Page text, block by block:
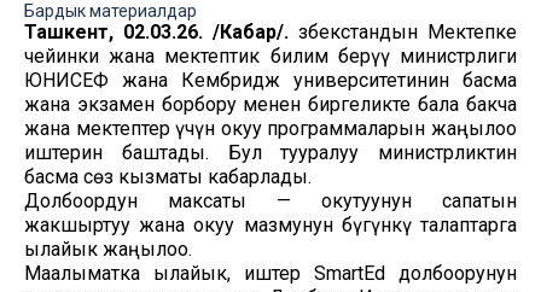
Бардык материалдар
Ташкент, 02.03.26. /Кабар/. Өзбекстандын Мектепке
чейинки жана мектептик билим берүү министрлиги
ЮНИСЕФ жана Кембридж университетинин басма
жана экзамен борбору менен биргеликте бала бакча
жана мектептер үчүн окуу программаларын жаңылоо
иштерин баштады. Бул тууралуу министрликтин
басма сөз кызматы кабарлады.
Долбоордун максаты — окутуунун сапатын
жакшыртуу жана окуу мазмунун бүгүнкү талаптарга
ылайык жаңылоо.
Маалыматка ылайык, иштер SmartEd долбоорунун